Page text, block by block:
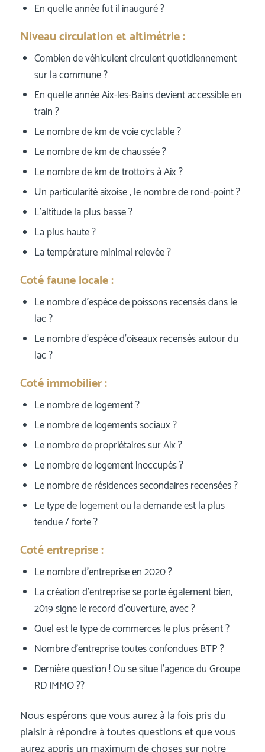
En quelle année fut il inauguré ?
Niveau circulation et altimétrie :
Combien de véhiculent circulent quotidiennement
sur la commune ?
En quelle année Aix-les-Bains devient accessible en
train ?
Le nombre de km de voie cyclable ?
Le nombre de km de chaussée ?
Le nombre de km de trottoirs à Aix ?
Un particularité aixoise , le nombre de rond-point ?
L’altitude la plus basse ?
La plus haute ?
La température minimal relevée ?
Coté faune locale :
Le nombre d’espèce de poissons recensés dans le
lac ?
Le nombre d’espèce d’oiseaux recensés autour du
lac ?
Coté immobilier :
Le nombre de logement ?
Le nombre de logements sociaux ?
Le nombre de propriétaires sur Aix ?
Le nombre de logement inoccupés ?
Le nombre de résidences secondaires recensées ?
Le type de logement ou la demande est la plus
tendue / forte ?
Coté entreprise :
Le nombre d’entreprise en 2020 ?
La création d’entreprise se porte également bien,
2019 signe le record d’ouverture, avec ?
Quel est le type de commerces le plus présent ?
Nombre d’entreprise toutes confondues BTP ?
Dernière question ! Ou se situe l’agence du Groupe
RD IMMO ??
Nous espérons que vous aurez à la fois pris du
plaisir à répondre à toutes questions et que vous